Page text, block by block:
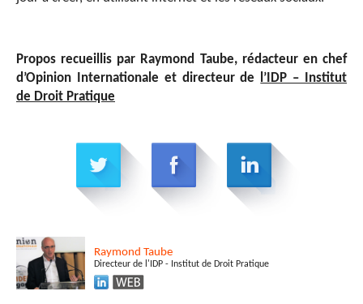
Propos recueillis par Raymond Taube, rédacteur en chef
d’Opinion Internationale et directeur de
l’IDP – Institut
de Droit Pratique
Raymond Taube
Directeur de l'IDP - Institut de Droit Pratique